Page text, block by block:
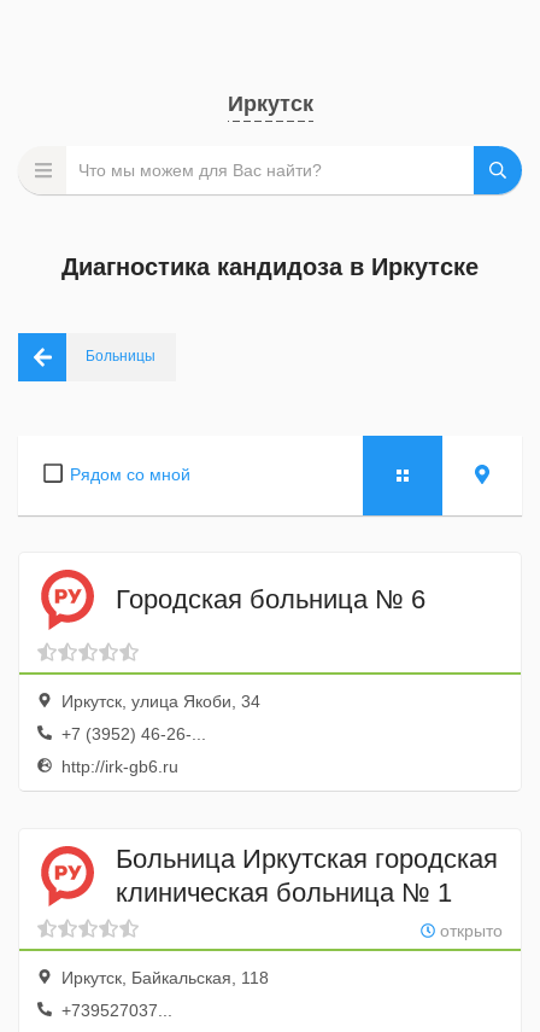
Иркутск
Диагностика кандидоза в Иркутске
Больницы
Рядом со мной
Городская больница № 6
Иркутск, улица Якоби, 34
+7 (3952) 46-26-...
http://irk-gb6.ru
Больница Иркутская городская
клиническая больница № 1
открыто
Иркутск, Байкальская, 118
+739527037...